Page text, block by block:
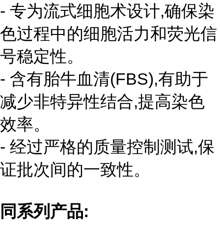
- 专为流式细胞术设计,确保染
色过程中的细胞活力和荧光信
号稳定性。
- 含有胎牛血清(FBS),有助于
减少非特异性结合,提高染色
效率。
- 经过严格的质量控制测试,保
证批次间的一致性。
同系列产品: